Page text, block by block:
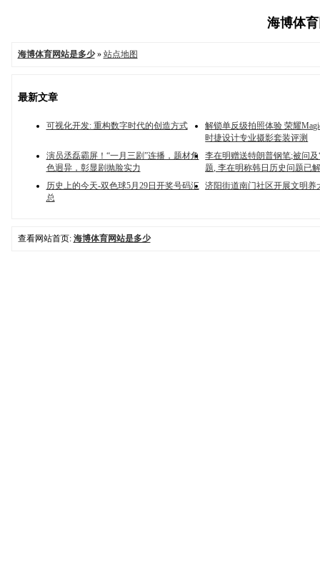
海博体
海博体育网站是多少» 站点地图
最新文章
可视化开发: 重构数字时代的创造方式
解锁单反级拍照体验 荣耀
时捷设计专业摄影套装评测
演员丞磊霸屏！“一月三剧”连播，题材角
色迥异，彰显剧抛脸实力
李在明赠送特朗普钢笔;被问及
题, 李在明称韩日历史问题已
历史上的今天-双色球5月29日开奖号码汇
总
济阳街道南门社区开展文明养
查看网站首页: 海博体育网站是多少